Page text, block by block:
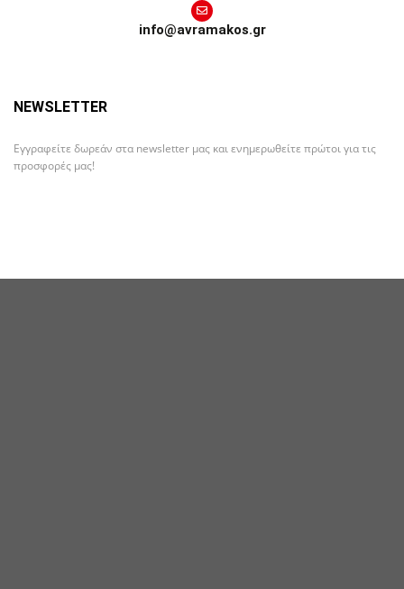
info@avramakos.gr
NEWSLETTER
Εγγραφείτε δωρεάν στα newsletter μας και ενημερωθείτε πρώτοι για τις
προσφορές μας!